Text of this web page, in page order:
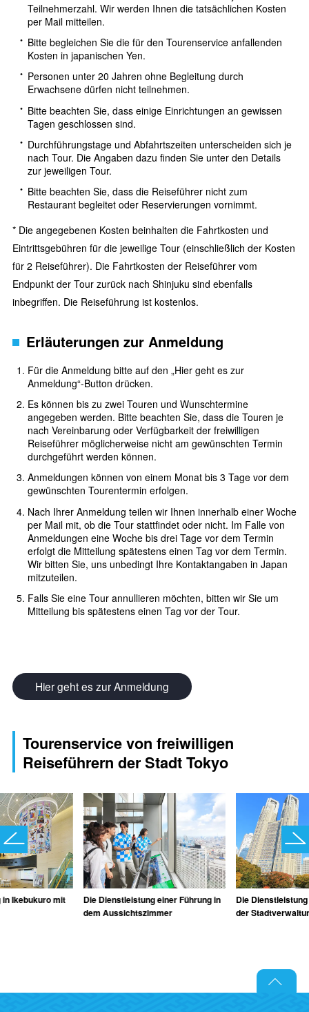
Teilnehmerzahl. Wir werden Ihnen die tatsächlichen Kosten
per Mail mitteilen.
Bitte begleichen Sie die für den Tourenservice anfallenden
Kosten in japanischen Yen.
Personen unter 20 Jahren ohne Begleitung durch
Erwachsene dürfen nicht teilnehmen.
Bitte beachten Sie, dass einige Einrichtungen an gewissen
Tagen geschlossen sind.
Durchführungstage und Abfahrtszeiten unterscheiden sich je
nach Tour. Die Angaben dazu finden Sie unter den Details
zur jeweiligen Tour.
Bitte beachten Sie, dass die Reiseführer nicht zum
Restaurant begleitet oder Reservierungen vornimmt.
* Die angegebenen Kosten beinhalten die Fahrtkosten und
Eintrittsgebühren für die jeweilige Tour (einschließlich der Kosten
für 2 Reiseführer). Die Fahrtkosten der Reiseführer vom
Endpunkt der Tour zurück nach Shinjuku sind ebenfalls
inbegriffen. Die Reiseführung ist kostenlos.
Erläuterungen zur Anmeldung
Für die Anmeldung bitte auf den „Hier geht es zur
Anmeldung“-Button drücken.
Es können bis zu zwei Touren und Wunschtermine
angegeben werden. Bitte beachten Sie, dass die Touren je
nach Vereinbarung oder Verfügbarkeit der freiwilligen
Reiseführer möglicherweise nicht am gewünschten Termin
durchgeführt werden können.
Anmeldungen können von einem Monat bis 3 Tage vor dem
gewünschten Tourentermin erfolgen.
Nach Ihrer Anmeldung teilen wir Ihnen innerhalb einer Woche
per Mail mit, ob die Tour stattfindet oder nicht. Im Falle von
Anmeldungen eine Woche bis drei Tage vor dem Termin
erfolgt die Mitteilung spätestens einen Tag vor dem Termin.
Wir bitten Sie, uns unbedingt Ihre Kontaktangaben in Japan
mitzuteilen.
Falls Sie eine Tour annullieren möchten, bitten wir Sie um
Mitteilung bis spätestens einen Tag vor der Tour.
Hier geht es zur Anmeldung
Tourenservice von freiwilligen
Reiseführern der Stadt Tokyo
Ikebukuro mit
Die Dienstleistung einer Führung in
dem Aussichtszimmer
Die
der